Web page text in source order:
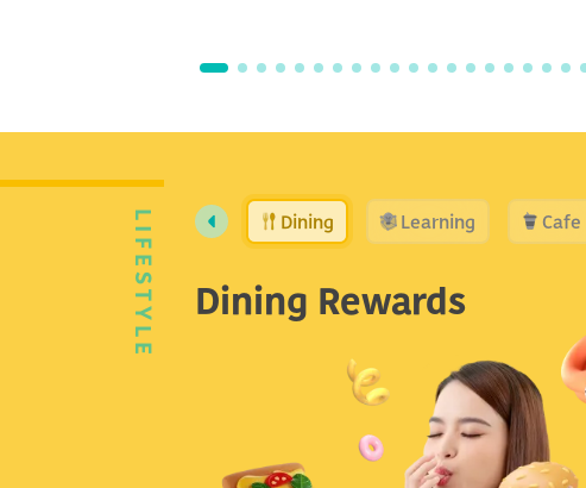
LIFESTYLE Dining Learning Cafe
Dining Rewards